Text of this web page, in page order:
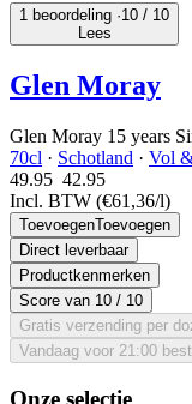
1 beoordeling ·10 / 10
Lees
Glen Moray
Glen Moray 15 years
70cl · Schotland · Vol
49.95 42.95
Incl. BTW (€61,36/l)
ToevoegenToevoegen
Direct leverbaar
Productkenmerken
Score van 10 / 10
Gratis verzending per
Vandaag voor 21:00
Onze selectie